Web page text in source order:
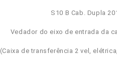
S10 B Cab. Dupla
Vedador do eixo de entrada da
(Caixa de transferência 2 vel,